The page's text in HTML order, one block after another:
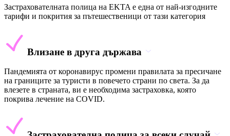
Застрахователната полица на EKTA е една от най-изгодните
тарифи и покрития за пътешественици от тази категория
Влизане в друга държава
Пандемията от коронавирус промени правилата за пресичане
на границите за туристи в повечето страни по света. За да
влезете в страната, ви е необходима застраховка, която
покрива лечение на COVID.